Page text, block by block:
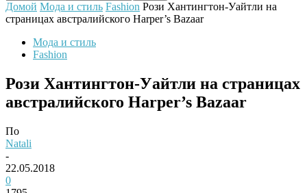
Домой Мода и стиль Fashion Рози Хантингтон-Уайтли на
страницах австралийского Harper’s Bazaar
Мода и стиль
Fashion
Рози Хантингтон-Уайтли на страницах
австралийского Harper’s Bazaar
По
Natali
-
22.05.2018
0